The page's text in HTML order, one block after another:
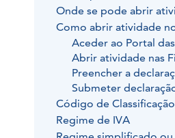
Onde se pode abrir
Como abrir atividade
Aceder ao Portal
Abrir atividade nas
Preencher a
Submeter
Código de
Regime de IVA